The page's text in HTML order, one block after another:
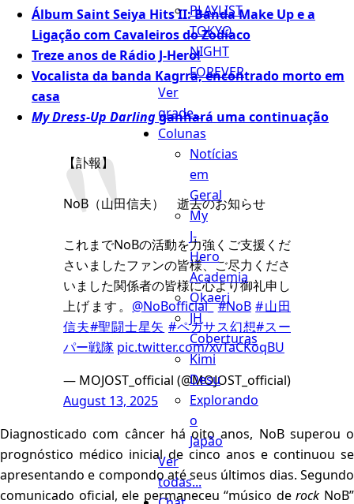
PLAYLIST
TOKYO
NIGHT
FOREVER
Ver
grade...
Colunas
Notícias
em
Geral
My
J-
Hero
Academia
Okaeri
JH
Coberturas
Kimi
Desu
Explorando
o
Japão
Ver
todas...
Álbum Saint Seiya Hits II: Banda Make Up e a
Ligação com Cavaleiros do Zodíaco
Treze anos de Rádio J-Hero!
Vocalista da banda Kagrra, encontrado morto em
casa
My Dress-Up Darlingganhará uma continuação
【訃報】
NoB（山田信夫） 逝去のお知らせ
これまでNoBの活動を力強くご支援くだ
さいましたファンの皆様、ご尽力くださ
いました関係者の皆様に心より御礼申し
上げます。 @NoBofficial_ #NoB #山田
信夫#聖闘士星矢 #ペガサス幻想#スー
パー戦隊 pic.twitter.com/xvTaCKoqBU
— MOJOST_official (@MOJOST_official)
August 13, 2025
Diagnosticado com câncer há oito anos, NoB superou o
prognóstico médico inicial de cinco anos e continuou se
apresentando e compondo até seus últimos dias. Segundo
comunicado oficial, ele permaneceu “músico derock NoB”